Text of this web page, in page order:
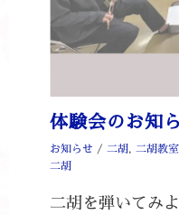
体験会のお知
お知らせ / 二胡, 二胡教室
二胡
二胡を弾いてみ